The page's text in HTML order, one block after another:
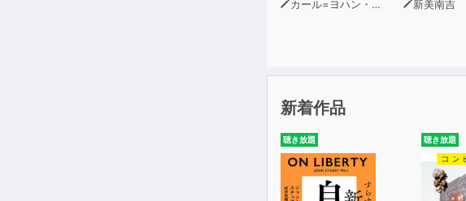
カール=ヨハン・エリーン 新美南吉
新着作品
聴き放題 聴き放題